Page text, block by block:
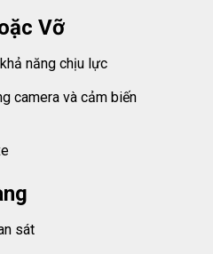
Vỡ
năng chịu lực
camera và cảm biến
sát